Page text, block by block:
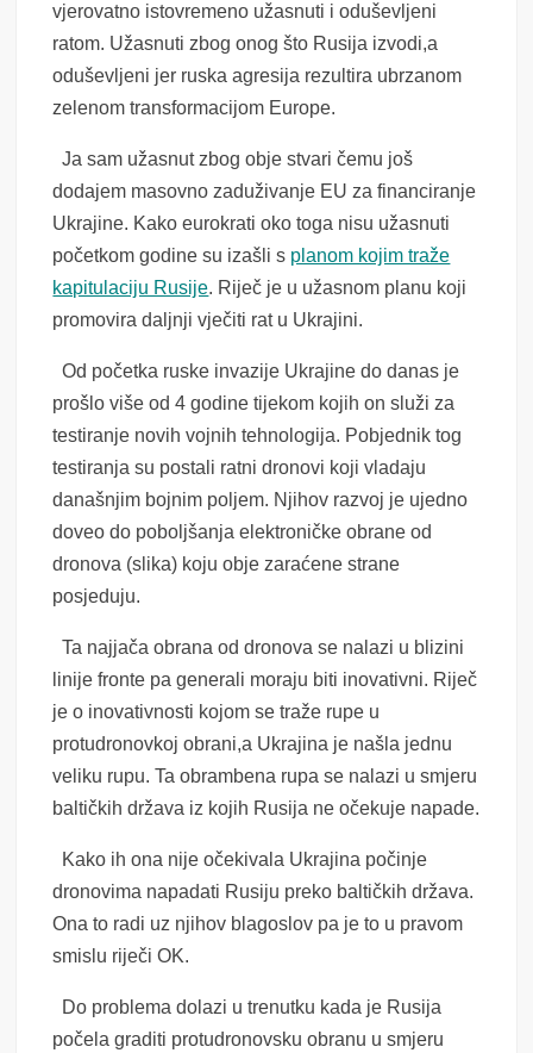
vjerovatno istovremeno užasnuti i oduševljeni
ratom. Užasnuti zbog onog što Rusija izvodi,a
oduševljeni jer ruska agresija rezultira ubrzanom
zelenom transformacijom Europe.
Ja sam užasnut zbog obje stvari čemu još
dodajem masovno zaduživanje EU za financiranje
Ukrajine. Kako eurokrati oko toga nisu užasnuti
početkom godine su izašli s planom kojim traže
kapitulaciju Rusije. Riječ je u užasnom planu koji
promovira daljnji vječiti rat u Ukrajini.
Od početka ruske invazije Ukrajine do danas je
prošlo više od 4 godine tijekom kojih on služi za
testiranje novih vojnih tehnologija. Pobjednik tog
testiranja su postali ratni dronovi koji vladaju
današnjim bojnim poljem. Njihov razvoj je ujedno
doveo do poboljšanja elektroničke obrane od
dronova (slika) koju obje zaraćene strane
posjeduju.
Ta najjača obrana od dronova se nalazi u blizini
linije fronte pa generali moraju biti inovativni. Riječ
je o inovativnosti kojom se traže rupe u
protudronovkoj obrani,a Ukrajina je našla jednu
veliku rupu. Ta obrambena rupa se nalazi u smjeru
baltičkih država iz kojih Rusija ne očekuje napade.
Kako ih ona nije očekivala Ukrajina počinje
dronovima napadati Rusiju preko baltičkih država.
Ona to radi uz njihov blagoslov pa je to u pravom
smislu riječi OK.
Do problema dolazi u trenutku kada je Rusija
počela graditi protudronovsku obranu u smjeru